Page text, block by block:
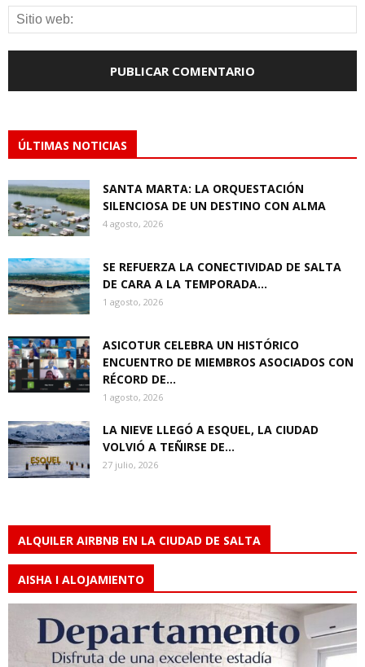
ÚLTIMAS NOTICIAS
SANTA MARTA: LA ORQUESTACIÓN
SILENCIOSA DE UN DESTINO CON ALMA
4 agosto, 2026
SE REFUERZA LA CONECTIVIDAD DE SALTA
DE CARA A LA TEMPORADA...
1 agosto, 2026
ASICOTUR CELEBRA UN HISTÓRICO
ENCUENTRO DE MIEMBROS ASOCIADOS CON
RÉCORD DE...
1 agosto, 2026
LA NIEVE LLEGÓ A ESQUEL, LA CIUDAD
VOLVIÓ A TEÑIRSE DE...
27 julio, 2026
ALQUILER AIRBNB EN LA CIUDAD DE SALTA
AISHA I ALOJAMIENTO